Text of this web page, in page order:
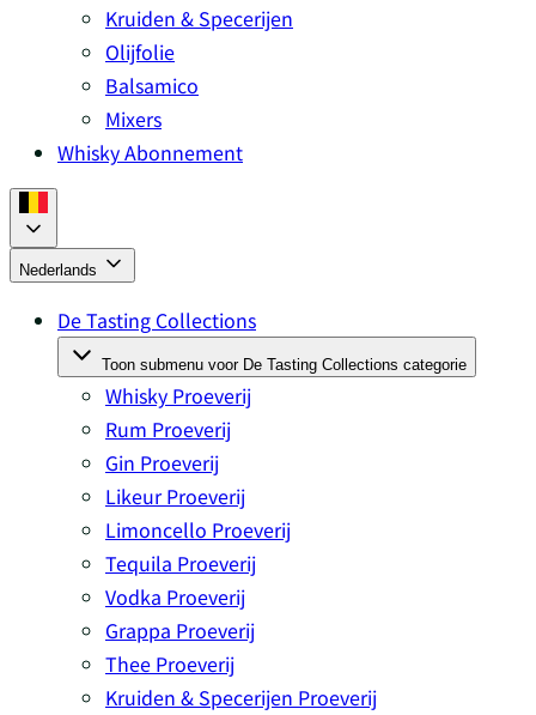
Kruiden & Specerijen
Olijfolie
Balsamico
Mixers
Whisky Abonnement
Nederlands
De Tasting Collections
Toon submenu voor De Tasting Collections categorie
Whisky Proeverij
Rum Proeverij
Gin Proeverij
Likeur Proeverij
Limoncello Proeverij
Tequila Proeverij
Vodka Proeverij
Grappa Proeverij
Thee Proeverij
Kruiden & Specerijen Proeverij